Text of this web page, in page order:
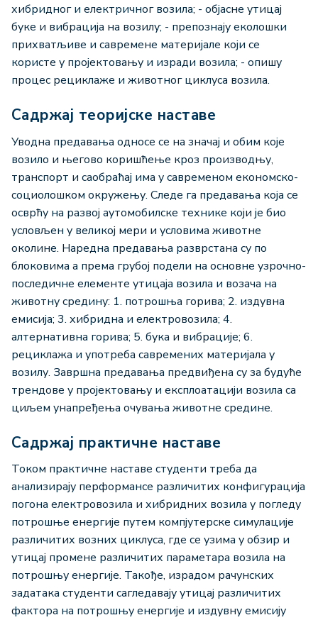
хибридног и електричног возила; - објасне утицај
буке и вибрација на возилу; - препознају еколошки
прихватљиве и савремене материјале који се
користе у пројектовању и изради возила; - опишу
процес рециклаже и животног циклуса возила.
Садржај теоријске наставе
Уводна предавања односе се на значај и обим које
возило и његово коришћење кроз производњу,
транспорт и саобраћај има у савременом економско-
социолошком окружењу. Следе га предавања која се
осврћу на развој аутомобилске технике који је био
условљен у великој мери и условима животне
околине. Наредна предавања разврстана су по
блоковима а према грубој подели на основне узрочно-
последичне елементе утицаја возила и возача на
животну средину: 1. потрошња горива; 2. издувна
емисија; 3. хибридна и електровозила; 4.
алтернативна горива; 5. бука и вибрације; 6.
рециклажа и употреба савремених материјала у
возилу. Завршна предавања предвиђена су за будуће
трендове у пројектовању и експлоатацији возила са
циљем унапређења очувања животне средине.
Садржај практичне наставе
Током практичне наставе студенти треба да
анализирају перформансе различитих конфигурација
погона електровозила и хибридних возила у погледу
потрошње енергије путем компјутерске симулације
различитих возних циклуса, где се узима у обзир и
утицај промене различитих параметара возила на
потрошњу енергије. Taкође, израдом рачунских
задатака студенти сагледавају утицај различитих
фактора на потрошњу енергије и издувну емисију